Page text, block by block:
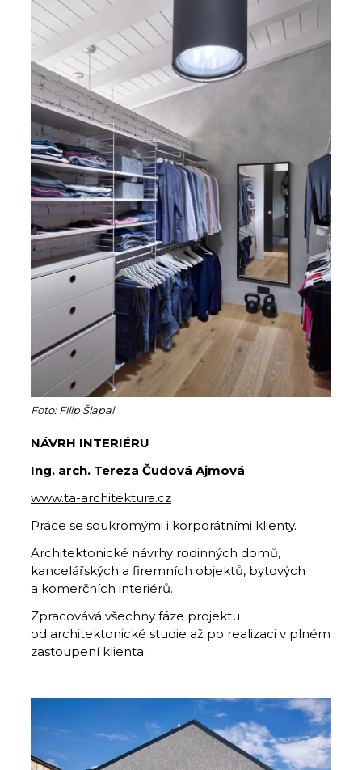
Foto: Filip Šlapal
NÁVRH INTERIÉRU
Ing. arch. Tereza Čudová Ajmová
www.ta-architektura.cz
Práce se soukromými i korporátními klienty.
Architektonické návrhy rodinných domů,
kancelářských a firemních objektů, bytových
a komerčních interiérů.
Zpracovává všechny fáze projektu
od architektonické studie až po realizaci v plném
zastoupení klienta.